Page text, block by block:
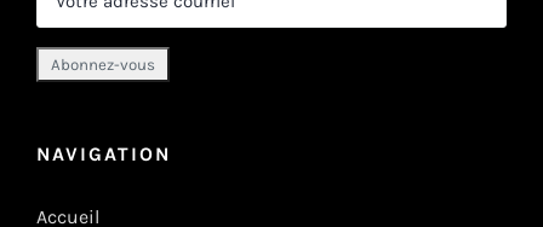
NAVIGATION
Accueil